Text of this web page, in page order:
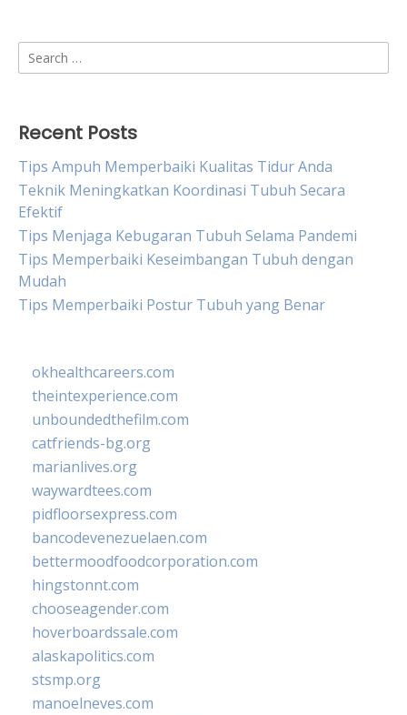
Search
for:
Recent Posts
Tips Ampuh Memperbaiki Kualitas Tidur Anda
Teknik Meningkatkan Koordinasi Tubuh Secara
Efektif
Tips Menjaga Kebugaran Tubuh Selama Pandemi
Tips Memperbaiki Keseimbangan Tubuh dengan
Mudah
Tips Memperbaiki Postur Tubuh yang Benar
okhealthcareers.com
theintexperience.com
unboundedthefilm.com
catfriends-bg.org
marianlives.org
waywardtees.com
pidfloorsexpress.com
bancodevenezuelaen.com
bettermoodfoodcorporation.com
hingstonnt.com
chooseagender.com
hoverboardssale.com
alaskapolitics.com
stsmp.org
manoelneves.com